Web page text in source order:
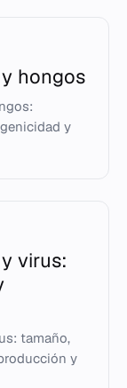
hongos
y
virus:
tamaño,
y